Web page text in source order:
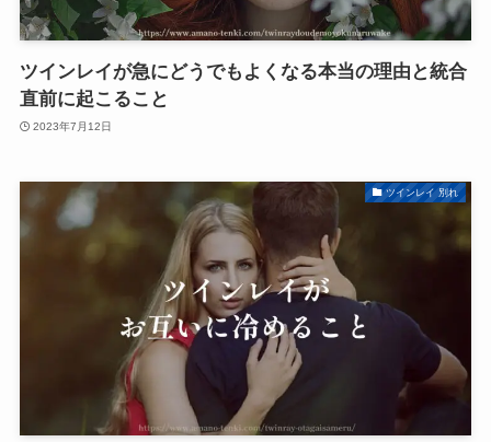
ツインレイが急にどうでもよくなる本当の理由と統合
直前に起こること
2023年7月12日
ツインレイ 別れ